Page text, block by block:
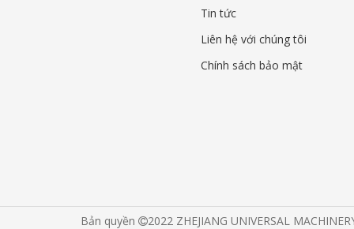
Tin tức
Liên hệ với chúng tôi
Chính sách bảo mật
Bản quyền 2022 ZHEJIANG UNIVERSAL